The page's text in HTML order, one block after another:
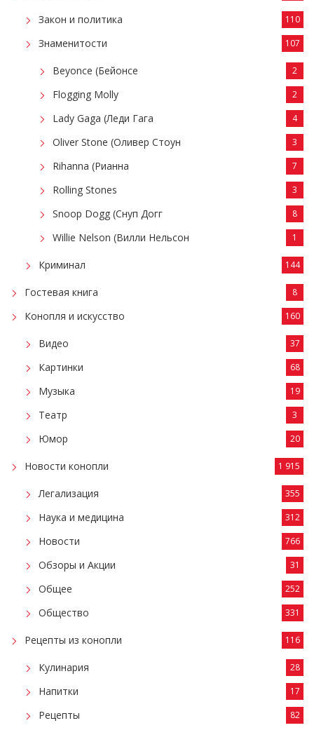
Закон и политика 110
Знаменитости 107
Beyonce (Бейонсе 2
Flogging Molly 2
Lady Gaga (Леди Гага 4
Oliver Stone (Оливер Стоун 3
Rihanna (Рианна 7
Rolling Stones 3
Snoop Dogg (Снуп Догг 8
Willie Nelson (Вилли Нельсон 1
Криминал 144
Гостевая книга 8
Конопля и искусство 160
Видео 37
Картинки 68
Музыка 19
Театр 3
Юмор 20
Новости конопли 1 915
Легализация 355
Наука и медицина 312
Новости 766
Обзоры и Акции 31
Общее 252
Общество 331
Рецепты из конопли 116
Кулинария 28
Напитки 17
Рецепты 82